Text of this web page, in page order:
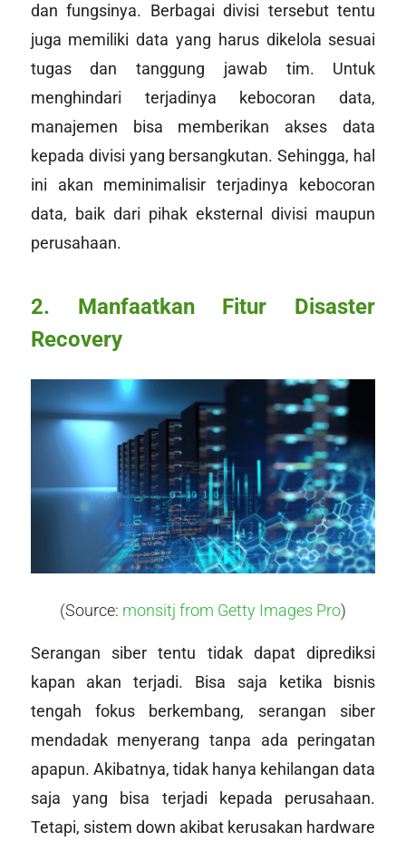
dan fungsinya. Berbagai divisi tersebut tentu
juga memiliki data yang harus dikelola sesuai
tugas dan tanggung jawab tim. Untuk
menghindari terjadinya kebocoran data,
manajemen bisa memberikan akses data
kepada divisi yang bersangkutan. Sehingga, hal
ini akan meminimalisir terjadinya kebocoran
data, baik dari pihak eksternal divisi maupun
perusahaan.
2. Manfaatkan Fitur Disaster
Recovery
(Source: monsitj from Getty Images Pro)
Serangan siber tentu tidak dapat diprediksi
kapan akan terjadi. Bisa saja ketika bisnis
tengah fokus berkembang, serangan siber
mendadak menyerang tanpa ada peringatan
apapun. Akibatnya, tidak hanya kehilangan data
saja yang bisa terjadi kepada perusahaan.
Tetapi, sistem down akibat kerusakan hardware